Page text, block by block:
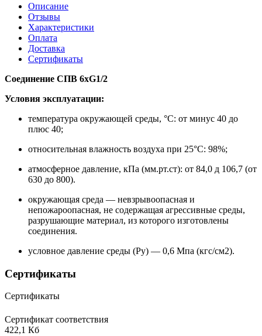
Описание
Отзывы
Характеристики
Оплата
Доставка
Сертификаты
Соединение СПВ 6хG1/2
Условия эксплуатации:
температура окружающей среды, °С: от минус 40 до
плюс 40;
относительная влажность воздуха при 25°С: 98%;
атмосферное давление, кПа (мм.рт.ст): от 84,0 д 106,7 (от
630 до 800).
окружающая среда — невзрывоопасная и
непожароопасная, не содержащая агрессивные среды,
разрушающие материал, из которого изготовлены
соединения.
условное давление среды (Ру) — 0,6 Мпа (кгс/см2).
Сертификаты
Сертификаты
Сертификат соответствия
422,1 Кб